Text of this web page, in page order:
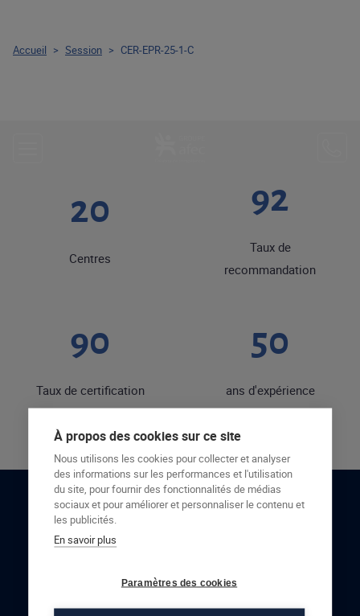
20
Centres
92
Taux de
recommandation
90
Taux de certification
50
ans d'expérience
RESTONS EN CONTACT
Accueil > Session > CER-EPR-25-1-C
À propos des cookies sur ce site
Nous utilisons les cookies pour collecter et analyser
des informations sur les performances et l'utilisation
du site, pour fournir des fonctionnalités de médias
sociaux et pour améliorer et personnaliser le contenu et
les publicités.
En savoir plus
Paramètres des cookies